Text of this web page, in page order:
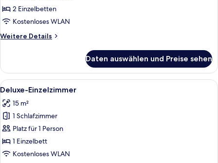
anzeigen
2 Einzelbetten
Kostenloses WLAN
Weitere Details
Weitere
Zweibettzimmer
Daten auswählen und Preise sehen
Alle
Fotos
für
Deluxe-
Einzelzimmer
anzeigen
Ein Hotelzimmer mit einem Bett,
5
Deluxe-Einzelzimmer
15 m²
1 Schlafzimmer
Platz für 1 Person
1 Einzelbett
Kostenloses WLAN